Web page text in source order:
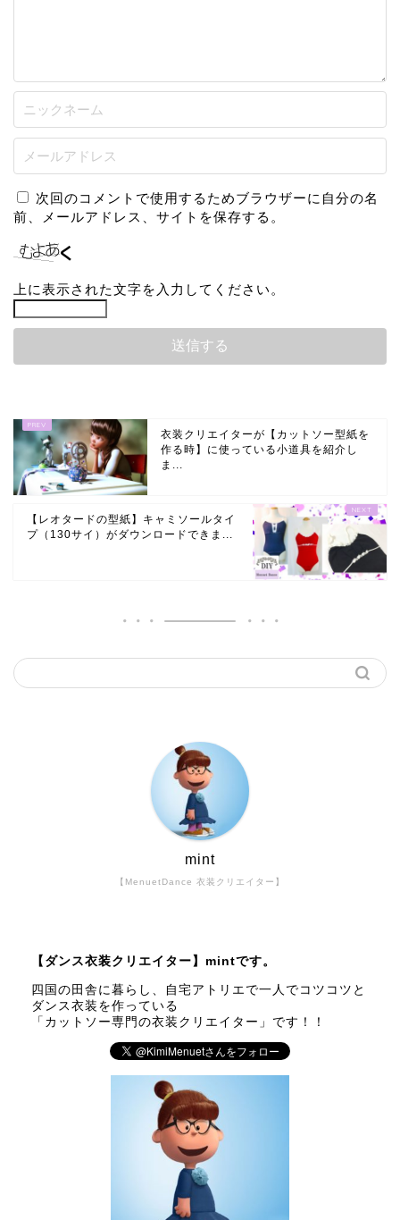
次回のコメントで使用するためブラウザーに自分の名
前、メールアドレス、サイトを保存する。
上に表示された文字を入力してください。
衣装クリエイターが【カットソー型紙を
作る時】に使っている小道具を紹介し
ま...
【レオタードの型紙】キャミソールタイ
プ（130サイ）がダウンロードできま...
【MenuetDance 衣装クリエイター】
mint
【ダンス衣装クリエイター】mintです。
四国の田舎に暮らし、自宅アトリエで一人でコツコツと
ダンス衣装を作っている
「カットソー専門の衣装クリエイター」です！！